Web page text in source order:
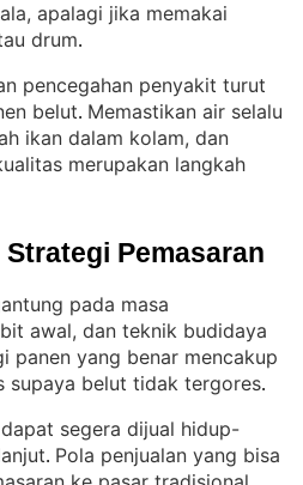
apalagi jika memakai
drum.
pencegahan penyakit turut
belut. Memastikan air selalu
ikan dalam kolam, dan
merupakan langkah
Pemasaran
pada masa
awal, dan teknik budidaya
panen yang benar mencakup
supaya belut tidak tergores.
segera dijual hidup-
. Pola penjualan yang bisa